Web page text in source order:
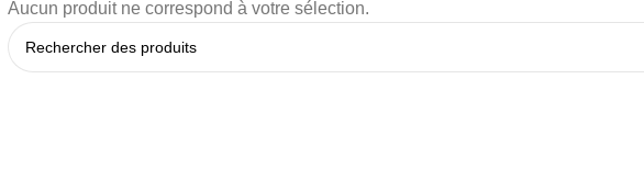
Aucun produit ne correspond à votre sélection.